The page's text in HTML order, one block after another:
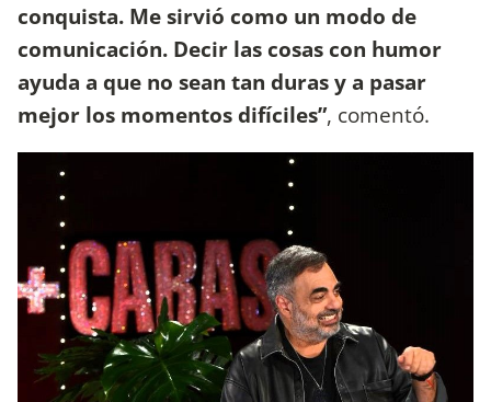
conquista. Me sirvió como un modo de
comunicación. Decir las cosas con humor
ayuda a que no sean tan duras y a pasar
mejor los momentos difíciles”, comentó.